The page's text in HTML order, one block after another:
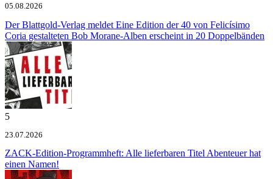
05.08.2026
Der Blattgold-Verlag meldet Eine Edition der 40 von Felicísimo
Coria gestalteten Bob Morane-Alben erscheint in 20 Doppelbänden
5
23.07.2026
ZACK-Edition-Programmheft: Alle lieferbaren Titel Abenteuer hat
einen Namen!